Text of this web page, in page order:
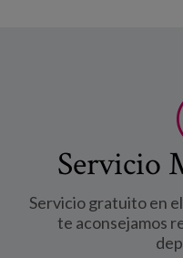
Servicio
Servicio gratuito en
te aconsejamos